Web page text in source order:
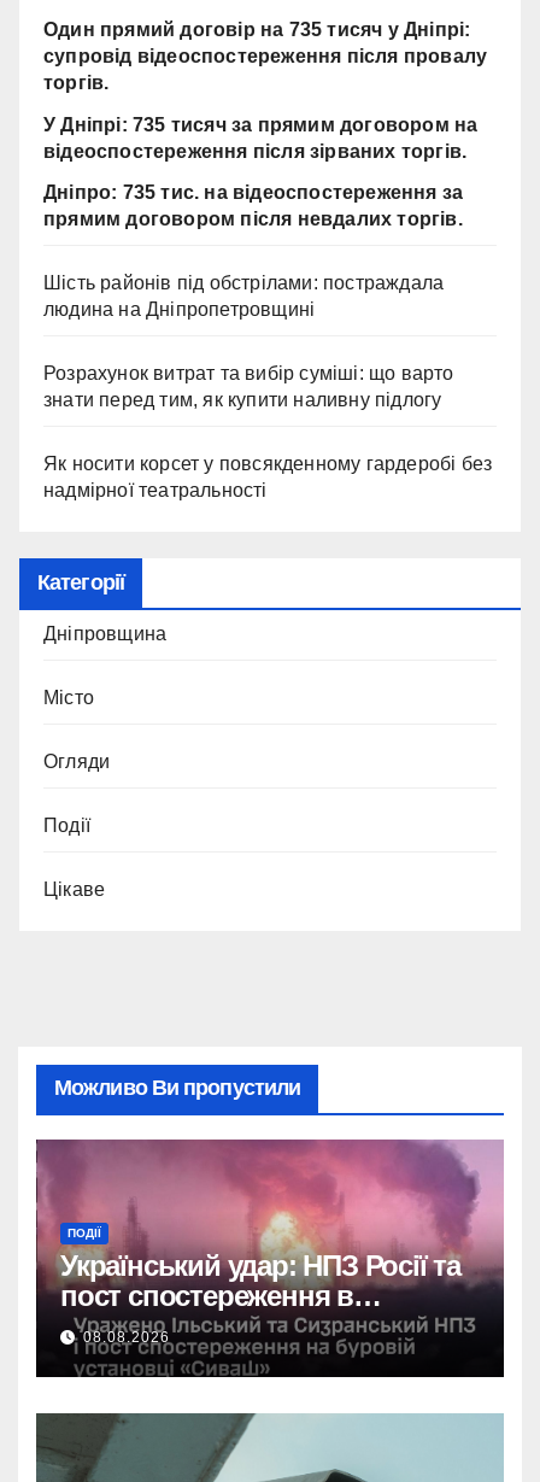
Один прямий договір на 735 тисяч у Дніпрі:
супровід відеоспостереження після провалу
торгів.
У Дніпрі: 735 тисяч за прямим договором на
відеоспостереження після зірваних торгів.
Дніпро: 735 тис. на відеоспостереження за
прямим договором після невдалих торгів.
Шість районів під обстрілами: постраждала
людина на Дніпропетровщині
Розрахунок витрат та вибір суміші: що варто
знати перед тим, як купити наливну підлогу
Як носити корсет у повсякденному гардеробі без
надмірної театральності
Категорії
Дніпровщина
Місто
Огляди
Події
Цікаве
Можливо Ви пропустили
ПОДІЇ
Український удар: НПЗ Росії та
пост спостереження в
Чорному морі вражені.
08.08.2026